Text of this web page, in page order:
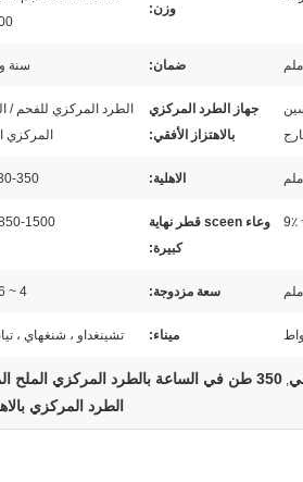
وزن:
ضمان: سنة
جهاز الطرد المركزي
بالاهتزاز الأفقي:
الطرد المركزي للفحم /
المركزي
الاهلية: 350 tph
وعاء sceen قطر نهاية
كبيرة:
850-1500
سعة مزدوجة: 4 ~ 6 ملم
ميناء: تشينغداو ، شنغهاي ،
, 350 طن في الساعة بالطرد المركزي الملح الملح
الطرد المركزي